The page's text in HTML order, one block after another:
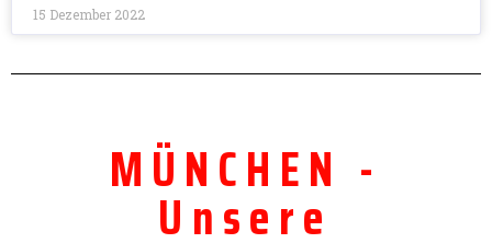
15 Dezember 2022
MÜNCHEN -
Unsere